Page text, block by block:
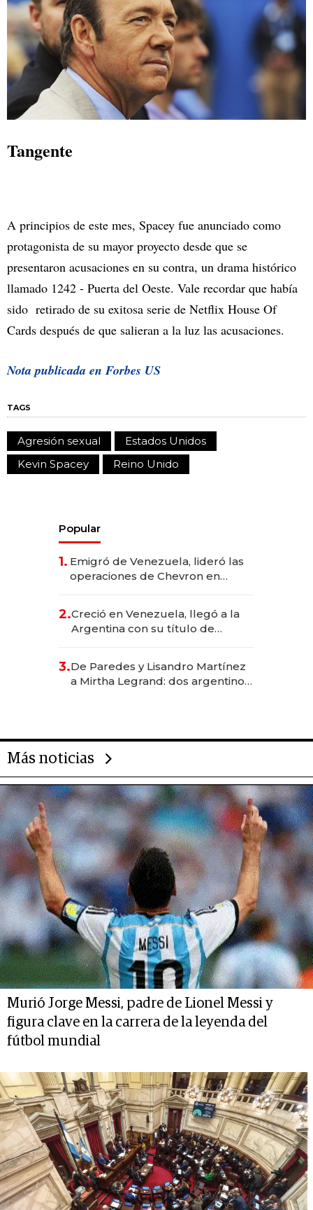
Tangente
A principios de este mes, Spacey fue anunciado como
protagonista de su mayor proyecto desde que se
presentaron acusaciones en su contra, un drama histórico
llamado 1242 - Puerta del Oeste. Vale recordar que había
sido retirado de su exitosa serie de Netflix House Of
Cards después de que salieran a la luz las acusaciones.
Nota publicada en Forbes US
TAGS
Agresión sexual
Estados Unidos
Kevin Spacey
Reino Unido
Popular
1. Emigró de Venezuela, lideró las
operaciones de Chevron en
2.Creció en Venezuela, llegó a la
Argentina con su título de
las marcas "fast premium"
3.De Paredes y Lisandro Martínez
a Mirtha Legrand: dos argentinos
Más noticias
Murió Jorge Messi, padre de Lionel Messi y
figura clave en la carrera de la leyenda del
fútbol mundial